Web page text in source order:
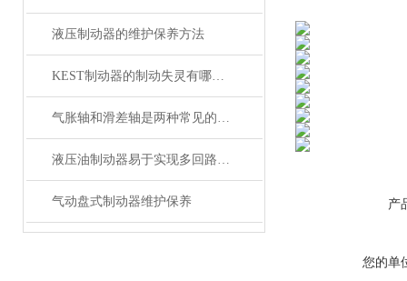
液压制动器的维护保养方法
KEST制动器的制动失灵有哪几种原因？
气胀轴和滑差轴是两种常见的机械传动轴
液压油制动器易于实现多回路控制
气动盘式制动器维护保养 产
您的单